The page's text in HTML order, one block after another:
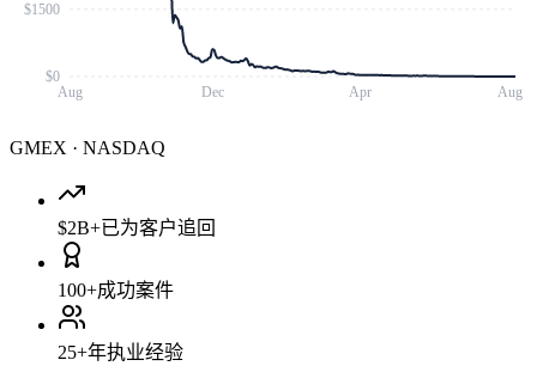
Aug Dec Apr Aug
$0
$1500
GMEX · NASDAQ
$2B+已为客户追回
100+成功案件
25+年执业经验